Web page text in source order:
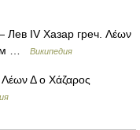
Лев IV Хазар греч. Λέων
…
Википедия
Δ o Χάζαρος